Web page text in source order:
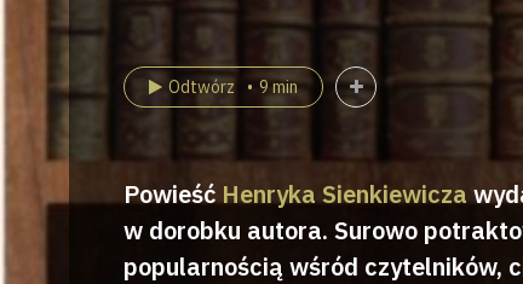
Odtwórz 9 min
Powieść Henryka Sienkiewicza
w dorobku autora. Surowo
popularnością wśród czytelników,